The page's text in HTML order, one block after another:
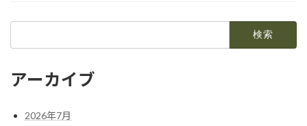
アーカイブ
2026年7月